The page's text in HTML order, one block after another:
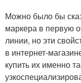
Можно было бы
маркера в первую
линии, но эти
в интернет-
купить их именно